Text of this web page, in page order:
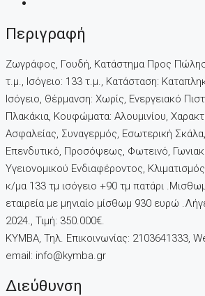
Περιγραφή
Ζωγράφος, Γουδή, Κατάστημα Προς
τ.μ., Ισόγειο: 133 τ.μ., Κατάσταση:
Ισόγειο, Θέρμανση: Χωρίς, Ενεργειακό
Πλακάκια, Kουφώματα: Αλουμινίου,
Ασφαλείας, Συναγερμός, Εσωτερική
Επενδυτικό, Προσόψεως, Φωτεινό,
Υγειονομικού Ενδιαφέροντος,
κ/μα 133 τμ ισόγειο +90 τμ πατάρι
εταιρεία με μηνιαίο μίσθωμ 930 ευρώ
2024., Τιμή: 350.000€.
KYMBA, Τηλ. Επικοινωνίας: 2103641333,
email: info@kymba.gr
Διεύθυνση